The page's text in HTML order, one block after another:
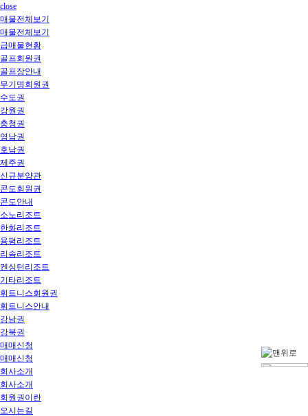
close
매물전체보기
매물전체보기
급매물현황
골프회원권
골프장안내
무기명회원권
수도권
강원권
충청권
영남권
호남권
제주권
신규분양관
콘도회원권
콘도안내
소노리조트
한화리조트
용평리조트
리솜리조트
켄싱턴리조트
기타리조트
휘트니스회원권
휘트니스안내
강남권
강북권
매매신청
매매신청
회사소개
회사소개
회원권이란
오시는길